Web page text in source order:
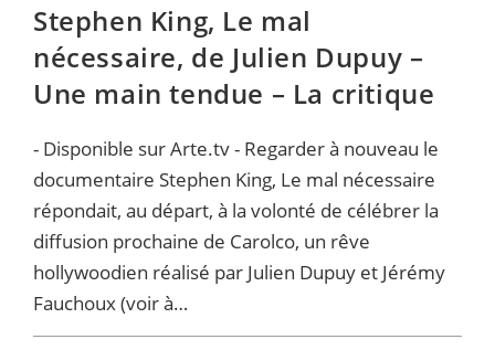
Stephen King, Le mal
nécessaire, de Julien Dupuy –
Une main tendue – La critique
- Disponible sur Arte.tv - Regarder à nouveau le
documentaire Stephen King, Le mal nécessaire
répondait, au départ, à la volonté de célébrer la
diffusion prochaine de Carolco, un rêve
hollywoodien réalisé par Julien Dupuy et Jérémy
Fauchoux (voir à…